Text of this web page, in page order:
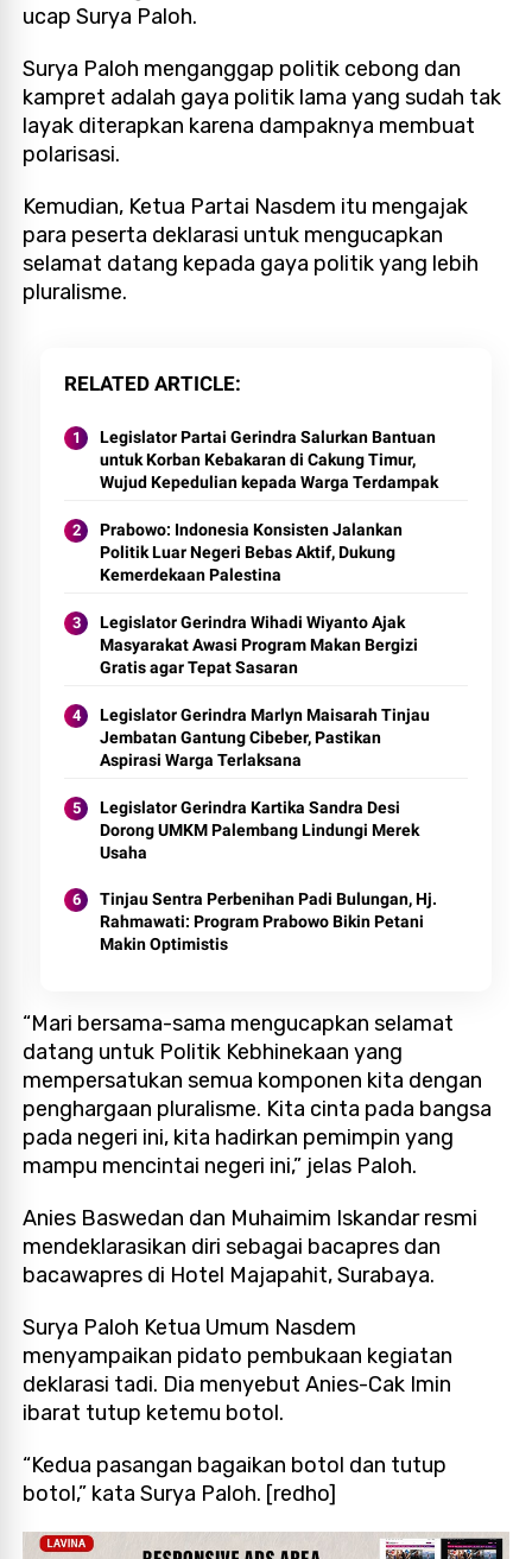
ucap Surya Paloh.
Surya Paloh menganggap politik cebong dan
kampret adalah gaya politik lama yang sudah tak
layak diterapkan karena dampaknya membuat
polarisasi.
Kemudian, Ketua Partai Nasdem itu mengajak
para peserta deklarasi untuk mengucapkan
selamat datang kepada gaya politik yang lebih
pluralisme.
RELATED ARTICLE
Legislator Partai Gerindra Salurkan Bantuan
untuk Korban Kebakaran di Cakung Timur,
Wujud Kepedulian kepada Warga Terdampak
Prabowo: Indonesia Konsisten Jalankan
Politik Luar Negeri Bebas Aktif, Dukung
Kemerdekaan Palestina
Legislator Gerindra Wihadi Wiyanto Ajak
Masyarakat Awasi Program Makan Bergizi
Gratis agar Tepat Sasaran
Legislator Gerindra Marlyn Maisarah Tinjau
Jembatan Gantung Cibeber, Pastikan
Aspirasi Warga Terlaksana
Legislator Gerindra Kartika Sandra Desi
Dorong UMKM Palembang Lindungi Merek
Usaha
Tinjau Sentra Perbenihan Padi Bulungan, Hj.
Rahmawati: Program Prabowo Bikin Petani
Makin Optimistis
“Mari bersama-sama mengucapkan selamat
datang untuk Politik Kebhinekaan yang
mempersatukan semua komponen kita dengan
penghargaan pluralisme. Kita cinta pada bangsa
pada negeri ini, kita hadirkan pemimpin yang
mampu mencintai negeri ini,” jelas Paloh.
Anies Baswedan dan Muhaimim Iskandar resmi
mendeklarasikan diri sebagai bacapres dan
bacawapres di Hotel Majapahit, Surabaya.
Surya Paloh Ketua Umum Nasdem
menyampaikan pidato pembukaan kegiatan
deklarasi tadi. Dia menyebut Anies-Cak Imin
ibarat tutup ketemu botol.
“Kedua pasangan bagaikan botol dan tutup
botol,” kata Surya Paloh. [redho]